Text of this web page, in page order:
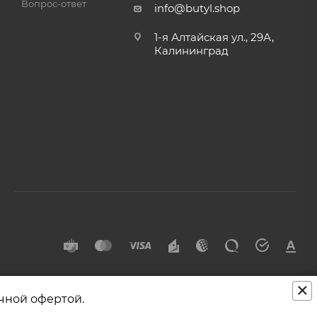
Вопрос-ответ info@butyl.shop
1-я Алтайская ул., 29А,
Калининград
×
офертой.